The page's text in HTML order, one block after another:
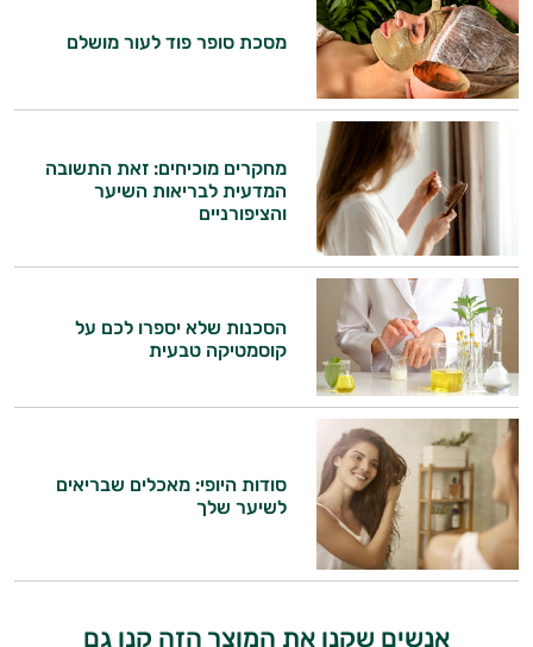
מסכת סופר פוד לעור מושלם
מחקרים מוכיחים: זאת התשובה
המדעית לבריאות השיער
והציפורניים
הסכנות שלא יספרו לכם על
קוסמטיקה טבעית
סודות היופי: מאכלים שבריאים
לשיער שלך
אנשים שקנו את המוצר הזה קנו גם
היי,
אני יועץ הבריאות האישי AI של טבע בריא.
התשובות שלי מבוססות על מאגרי מידע קליניים
וספרות מקצועית בתחומי הרפואה הטבעית
ותזונת הספורט.
אני כאן כדי לעזור לך להתאים את תוספי